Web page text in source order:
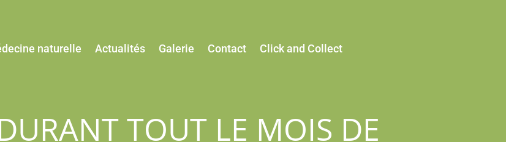
naturelle Actualités Galerie Contact Click and Collect
TOUT LE MOIS DE